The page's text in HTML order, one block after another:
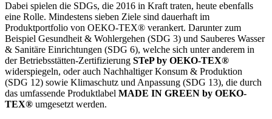
Dabei spielen die SDGs, die 2016 in Kraft traten, heute ebenfalls
eine Rolle. Mindestens sieben Ziele sind dauerhaft im
Produktportfolio von OEKO-TEX® verankert. Darunter zum
Beispiel Gesundheit & Wohlergehen (SDG 3) und Sauberes Wasser
& Sanitäre Einrichtungen (SDG 6), welche sich unter anderem in
der Betriebsstätten-Zertifizierung STeP by OEKO-TEX®
widerspiegeln, oder auch Nachhaltiger Konsum & Produktion
(SDG 12) sowie Klimaschutz und Anpassung (SDG 13), die durch
das umfassende Produktlabel MADE IN GREEN by OEKO-
TEX® umgesetzt werden.